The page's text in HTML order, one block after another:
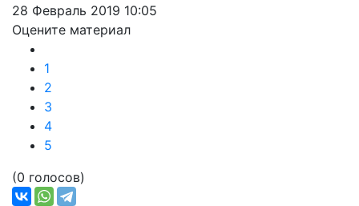
28 Февраль 2019 10:05
Оцените материал
1
2
3
4
5
(0 голосов)